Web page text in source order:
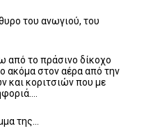
του ανωγιού, του
από το πράσινο δίκοχο
ακόμα στον αέρα από την
και κοριτσιών που με
της…